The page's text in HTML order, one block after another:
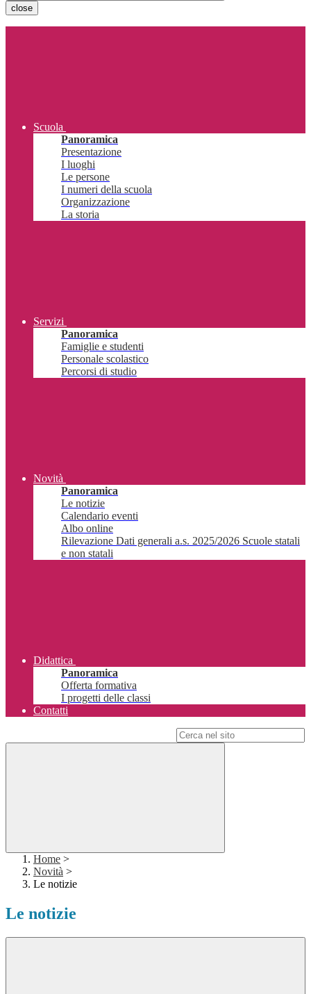
close
Scuola
Panoramica
Presentazione
I luoghi
Le persone
I numeri della scuola
Organizzazione
La storia
Servizi
Panoramica
Famiglie e studenti
Personale scolastico
Percorsi di studio
Novità
Panoramica
Le notizie
Calendario eventi
Albo online
Rilevazione Dati generali a.s. 2025/2026 Scuole statali
e non statali
Didattica
Panoramica
Offerta formativa
I progetti delle classi
Contatti
Home >
Novità >
Le notizie
Le notizie